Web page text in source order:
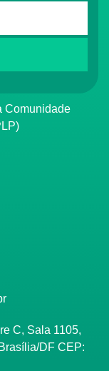
Comunidade
C, Sala 1105,
DF CEP: